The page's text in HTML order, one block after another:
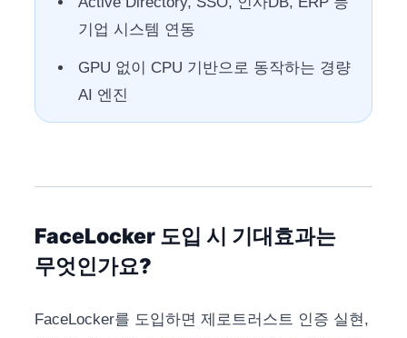
기업 시스템 연동
GPU 없이 CPU 기반으로 동작하는 경량
AI 엔진
FaceLocker 도입 시 기대효과는
무엇인가요?
FaceLocker를 도입하면 제로트러스트 인증 실현,